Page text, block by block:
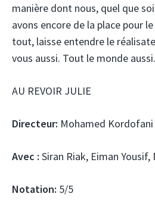
manière dont nous, quel que
avons encore de la place pour
tout, laisse entendre le
vous aussi. Tout le monde aussi.
AU REVOIR JULIE
Directeur: Mohamed Kordofani
Avec : Siran Riak, Eiman Yousif,
Notation: 5/5